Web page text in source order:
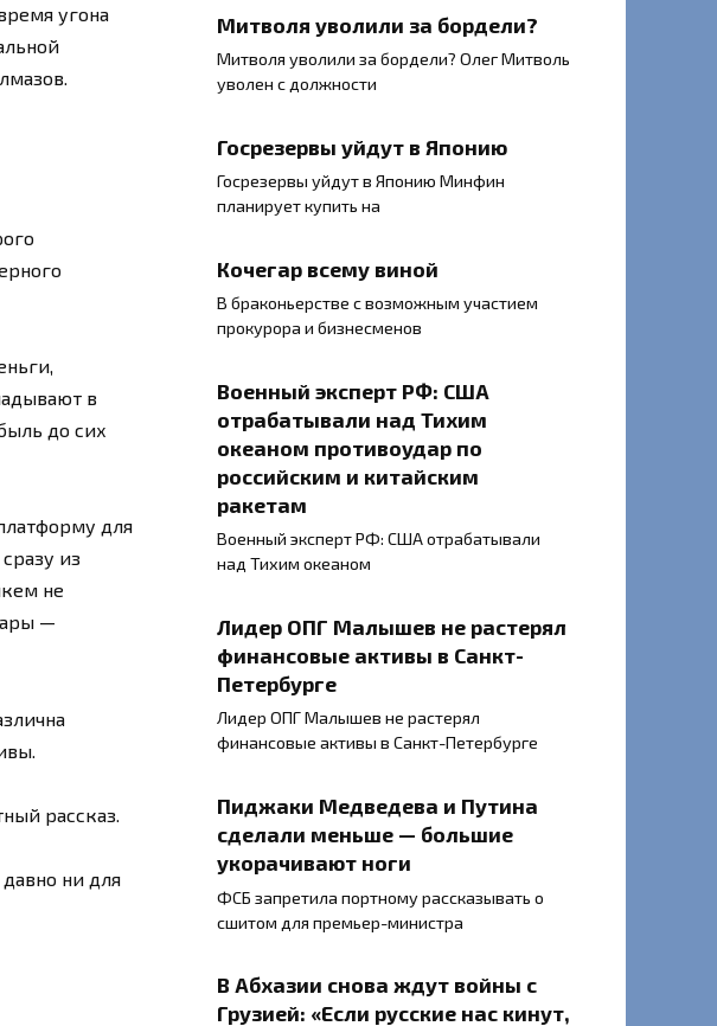
угона
в
до сих
для
из
не
—
рассказ.
ни для
Митволя уволили за бордели?
Митволя уволили за бордели? Олег Митволь
уволен с должности
Госрезервы уйдут в Японию
Госрезервы уйдут в Японию Минфин
планирует купить на
Кочегар всему виной
В браконьерстве с возможным участием
прокурора и бизнесменов
Военный эксперт РФ: США
отрабатывали над Тихим
океаном противоудар по
российским и китайским
ракетам
Военный эксперт РФ: США отрабатывали
над Тихим океаном
Лидер ОПГ Малышев не растерял
финансовые активы в Санкт-
Петербурге
Лидер ОПГ Малышев не растерял
финансовые активы в Санкт-Петербурге
Пиджаки Медведева и Путина
сделали меньше — большие
укорачивают ноги
ФСБ запретила портному рассказывать о
сшитом для премьер-министра
В Абхазии снова ждут войны с
Грузией: «Если русские нас кинут,